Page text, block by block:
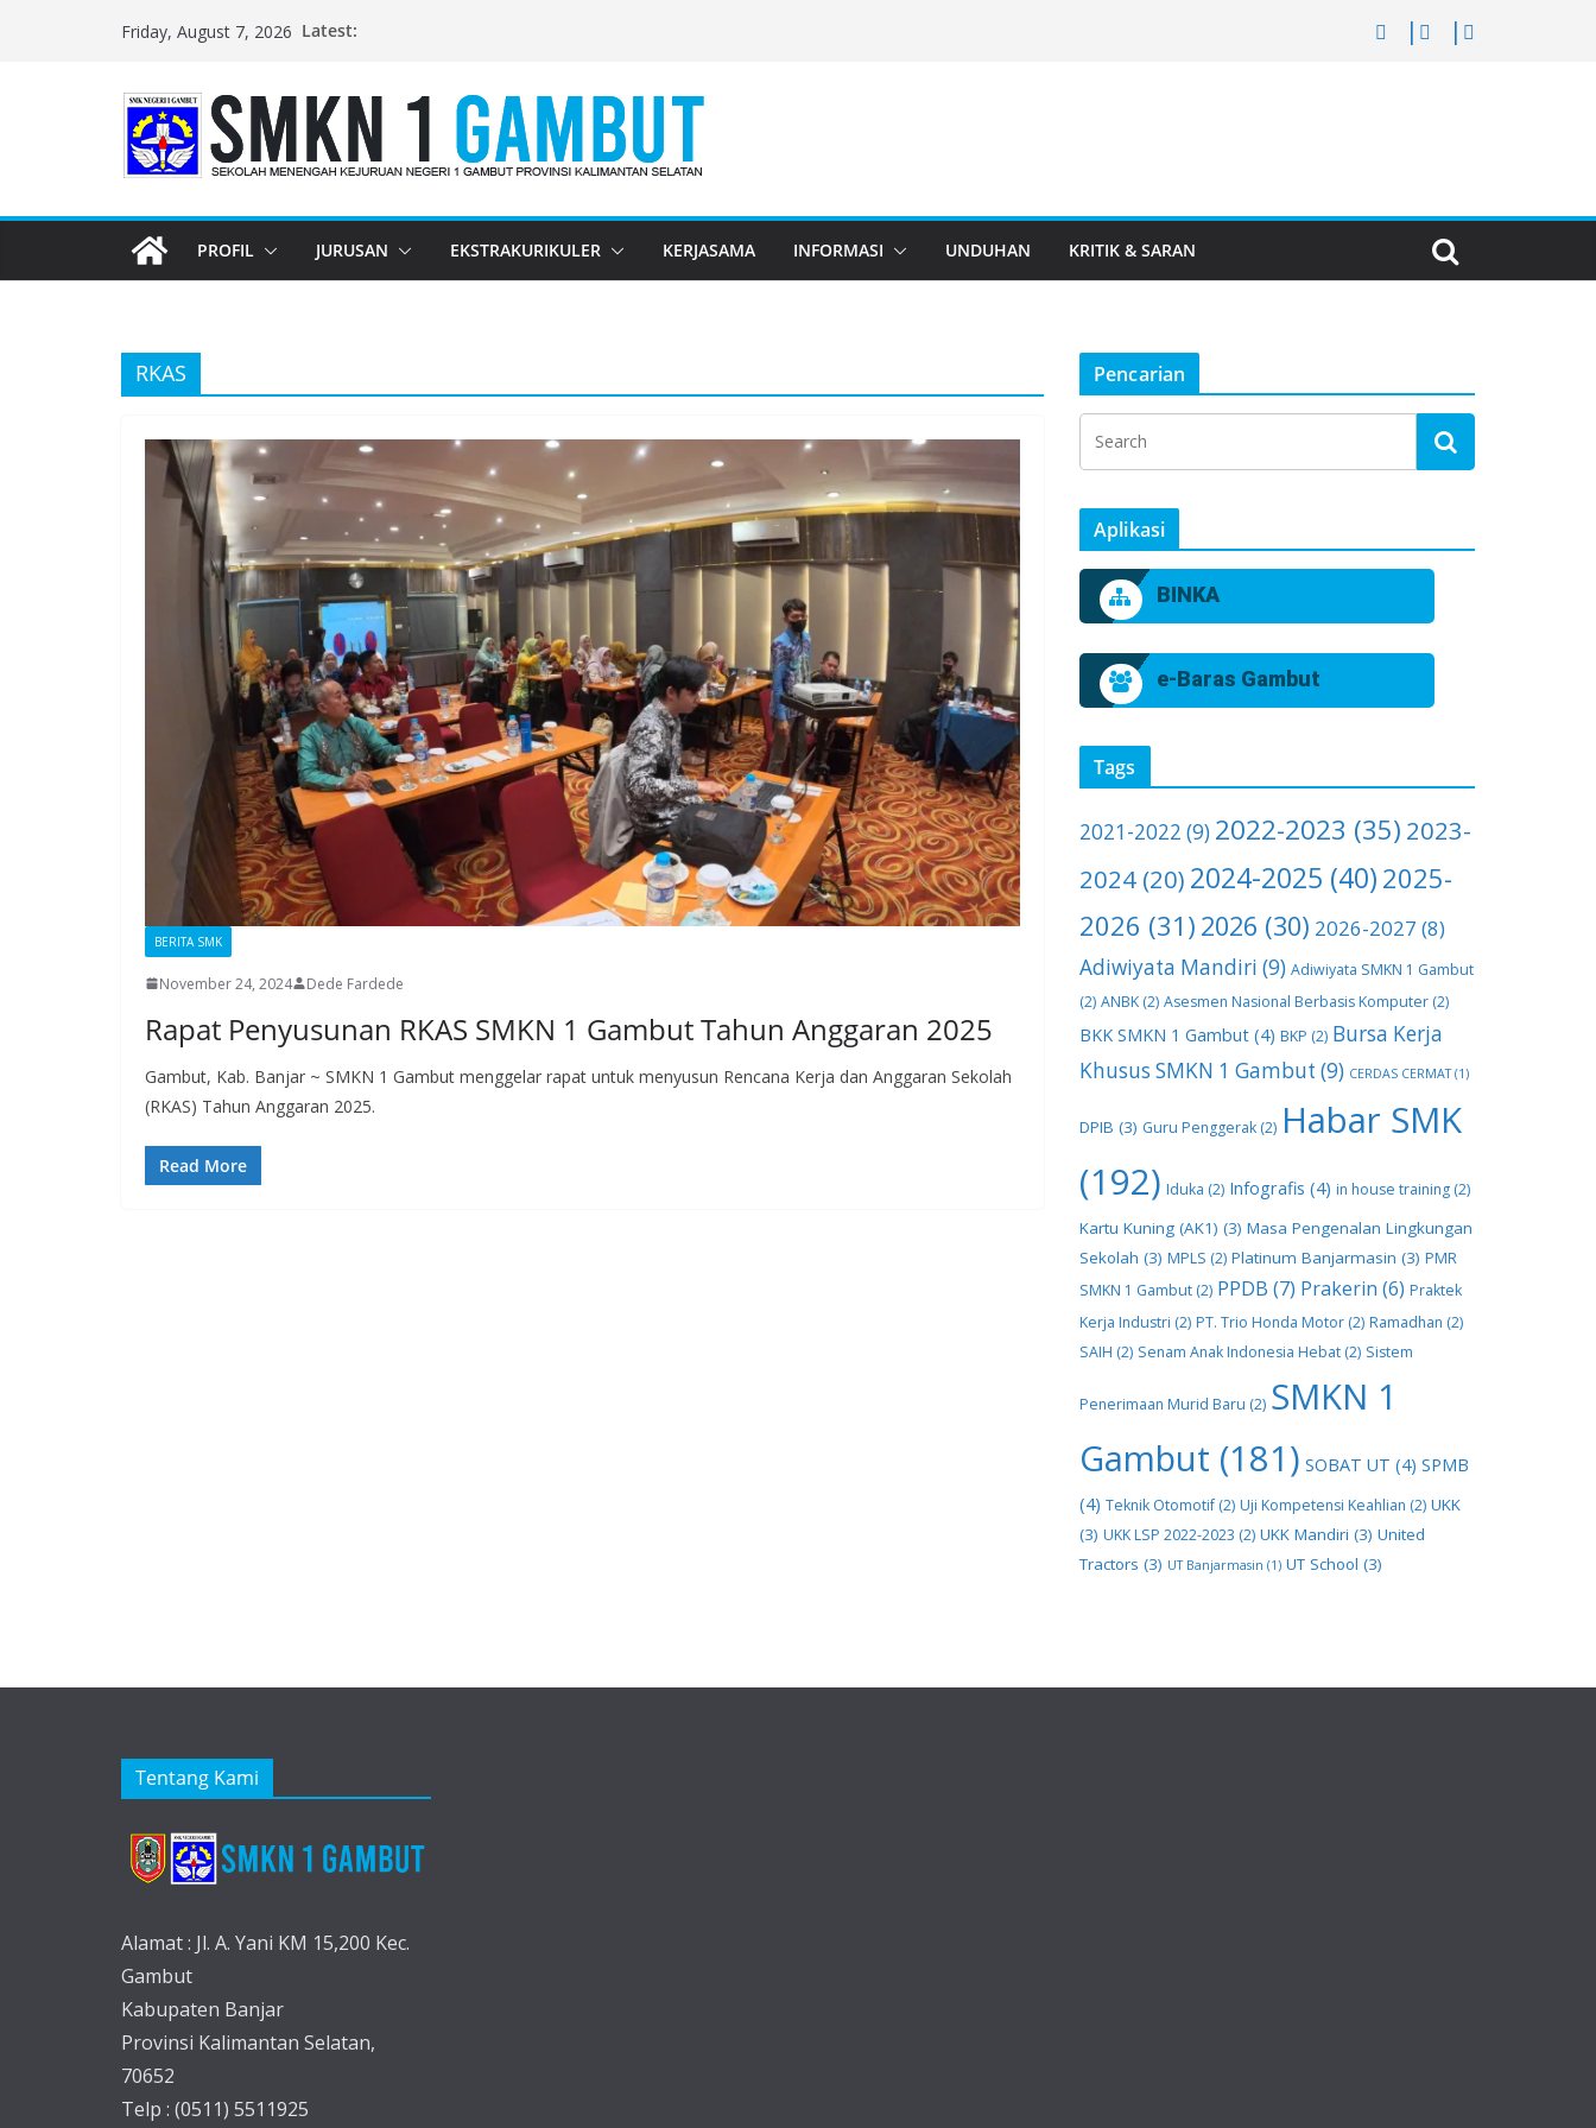
Friday, August 7, 2026 Latest:
PROFIL JURUSAN EKSTRAKURIKULER KERJASAMA INFORMASI UNDUHAN KRITIK & SARAN
RKAS
BERITA SMK
November 24, 2024 Dede Fardede
Rapat Penyusunan RKAS SMKN 1 Gambut Tahun Anggaran 2025
Gambut, Kab. Banjar ~ SMKN 1 Gambut menggelar rapat untuk menyusun Rencana Kerja dan Anggaran Sekolah
(RKAS) Tahun Anggaran 2025.
Read More
Pencarian
Aplikasi
BINKA
e-Baras Gambut
Tags
2021-2022 (9) 2022-2023 (35) 2023-
2024 (20) 2024-2025 (40) 2025-
2026 (31) 2026 (30) 2026-2027 (8)
Adiwiyata Mandiri (9) Adiwiyata SMKN 1 Gambut
(2) ANBK (2) Asesmen Nasional Berbasis Komputer (2)
BKK SMKN 1 Gambut (4) BKP (2) Bursa Kerja
Khusus SMKN 1 Gambut (9) CERDAS CERMAT(1)
DPIB (3) Guru Penggerak (2) Habar SMK
(192) Iduka (2) Infografis (4) in house training (2)
Kartu Kuning (AK1) (3) Masa Pengenalan Lingkungan
Sekolah (3) MPLS (2) Platinum Banjarmasin (3) PMR
SMKN 1 Gambut (2) PPDB (7) Prakerin (6) Praktek
Kerja Industri (2) PT. Trio Honda Motor (2) Ramadhan (2)
SAIH (2) Senam Anak Indonesia Hebat (2) Sistem
Penerimaan Murid Baru (2) SMKN 1
Gambut (181) SOBAT UT (4) SPMB
(4) Teknik Otomotif(2) Uji Kompetensi Keahlian (2) UKK
(3) UKK LSP 2022-2023 (2) UKK Mandiri (3) United
Tractors (3) UT Banjarmasin (1) UT School (3)
Tentang Kami
Alamat : Jl. A. Yani KM 15,200 Kec.
Gambut
Kabupaten Banjar
Provinsi Kalimantan Selatan,
70652
Telp : (0511) 5511925